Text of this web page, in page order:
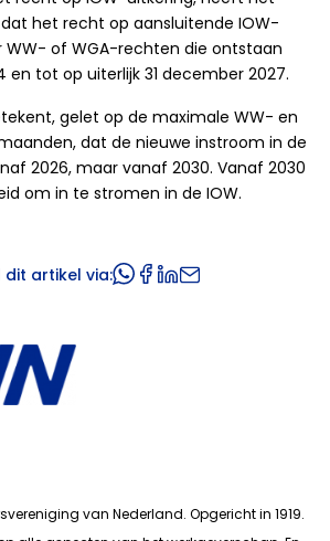
het recht op aansluitende IOW-
WW- of WGA-rechten die ontstaan
en tot op uiterlijk 31 december 2027.
gelet op de maximale WW- en
dat de nieuwe instroom in de
2026, maar vanaf 2030. Vanaf 2030
om in te stromen in de IOW.
dit artikel via:
van Nederland. Opgericht in 1919.